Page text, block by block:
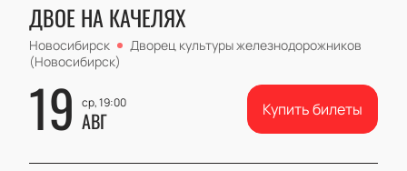
ДВОЕ НА КАЧЕЛЯХ
Новосибирск
Дворец культуры железнодорожников
(Новосибирск)
19 ср, 19:00
АВГ Купить билеты